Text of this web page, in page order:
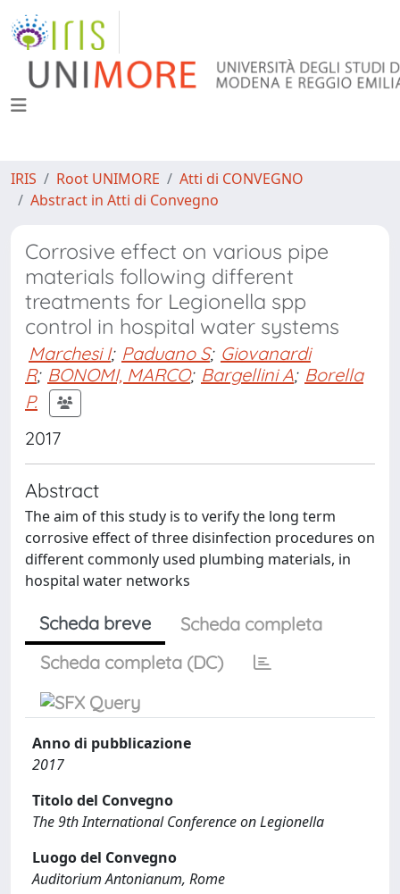
IRIS Root UNIMORE
Atti di CONVEGNO
Abstract in Atti di Convegno
Corrosive effect on various pipe
materials following different
treatments for Legionella spp
control in hospital water systems
Marchesi I; Paduano S; Giovanardi
R; BONOMI, MARCO; Bargellini A; Borella
P.
2017
Abstract
The aim of this study is to verify the long term
corrosive effect of three disinfection procedures on
different commonly used plumbing materials, in
hospital water networks
Scheda breve
Scheda completa
Scheda completa (DC)
Anno di pubblicazione
2017
Titolo del Convegno
The 9th International Conference on Legionella
Luogo del Convegno
Auditorium Antonianum, Rome